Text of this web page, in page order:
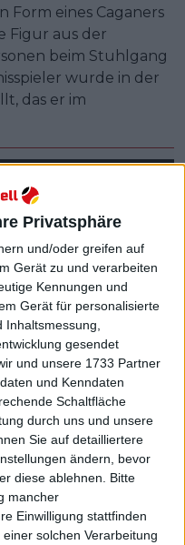
Privatsphäre
und/oder greifen auf
Gerät zu und verarbeiten
Kennungen und
Gerät für personalisierte
gesendet
und unsere 1733 Partner
und Kenndaten
Schaltfläche
durch uns und unsere
Sie auf detailliertere
ändern, bevor
diese ablehnen.
Bitte
mancher
Einwilligung stattfinden
solchen Verarbeitung
Form eines Caganers
Figur aus der
beim Stuhlgang
wurde in der
das er im